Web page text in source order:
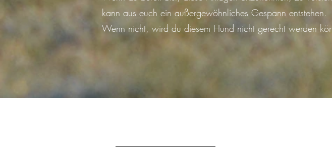
kann aus euch ein außergewöhnliches Gespann entstehen.
Wenn nicht, wird du diesem Hund nicht gerecht werden